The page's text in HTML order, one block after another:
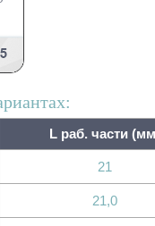
L раб. части
21
21,0